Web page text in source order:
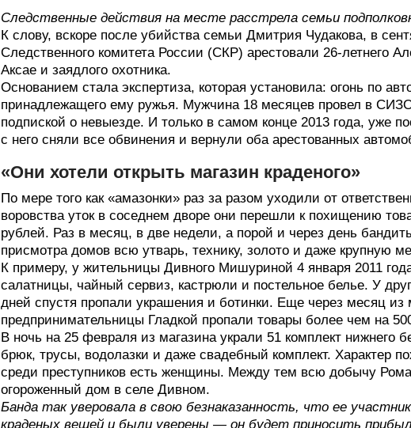
Следственные действия на месте расстрела семьи
К слову, вскоре после убийства семьи Дмитрия Чудакова, в
Следственного комитета России (СКР) арестовали 26-летнего
Аксае и заядлого охотника.
Основанием стала экспертиза, которая установила: огонь по
принадлежащего ему ружья. Мужчина 18 месяцев провел в
подпиской о невыезде. И только в самом конце 2013 года, уже
с него сняли все обвинения и вернули оба арестованных
«Они хотели открыть магазин краденого»
По мере того как «амазонки» раз за разом уходили от
воровства уток в соседнем дворе они перешли к похищению
рублей. Раз в месяц, в две недели, а порой и через день
присмотра домов всю утварь, технику, золото и даже крупную
К примеру, у жительницы Дивного Мишуриной 4 января 2011
салатницы, чайный сервиз, кастрюли и постельное белье. У
дней спустя пропали украшения и ботинки. Еще через месяц из
предпринимательницы Гладкой пропали товары более чем на
В ночь на 25 февраля из магазина украли 51 комплект нижнего
брюк, трусы, водолазки и даже свадебный комплект. Характер
среди преступников есть женщины. Между тем всю добычу
огороженный дом в селе Дивном.
Банда так уверовала в свою безнаказанность, что ее
краденых вещей и были уверены — он будет приносить